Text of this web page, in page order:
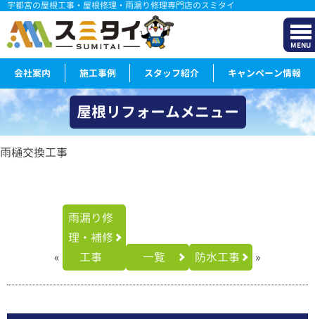
宇都宮の屋根工事・屋根修理・雨漏り修理専門店のスミタイ
MENU
会社案内 施工事例 スタッフ紹介 キャンペーン情報
屋根リフォームメニュー
雨樋交換工事
«
雨漏り修
理・補修
工事
一覧 防水工事 »